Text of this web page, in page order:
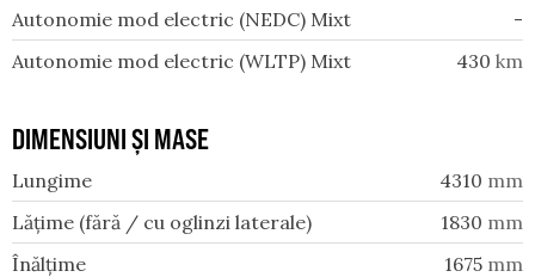
Autonomie mod electric (NEDC) Mixt
-
Autonomie mod electric (WLTP) Mixt
430 km
DIMENSIUNI ȘI MASE
Lungime 4310 mm
Lățime (fără / cu oglinzi laterale)
1830 mm
Înălțime
1675 mm